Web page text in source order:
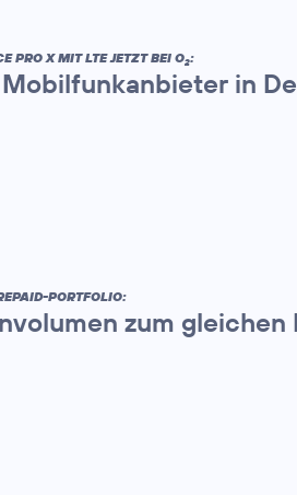
PRO X MIT LTE JETZT BEI O2:
in
PORTFOLIO:
zum gleichen